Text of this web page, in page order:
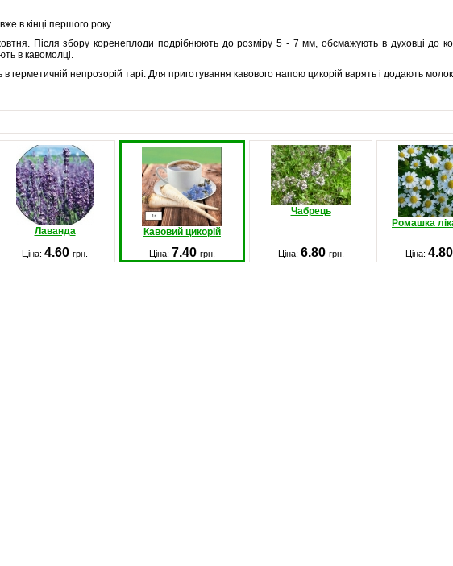
в кінці першого року.
Після збору коренеплоди подрібнюють до розміру 5 - 7 мм, обсмажують в духовці до
в кавомолці.
в герметичній непрозорій тарі. Для приготування кавового напою цикорій варять і додають
Лаванда Кавовий цикорій
Чабрець
Ромашка
Ціна: 4.60 грн. Ціна: 7.40 грн. Ціна: 6.80 грн. Ціна: 4.80